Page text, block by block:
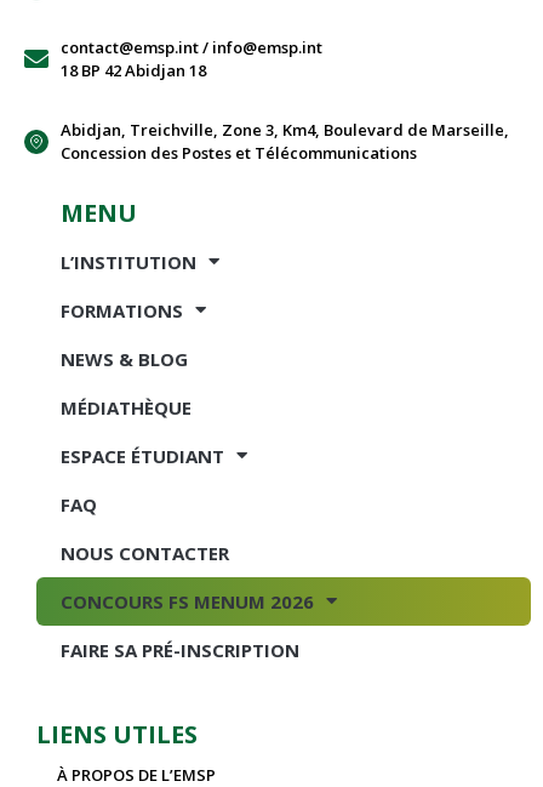
contact@emsp.int / info@emsp.int
18 BP 42 Abidjan 18
Abidjan, Treichville, Zone 3, Km4, Boulevard de Marseille,
Concession des Postes et Télécommunications
MENU
L’INSTITUTION
FORMATIONS
NEWS & BLOG
MÉDIATHÈQUE
ESPACE ÉTUDIANT
FAQ
NOUS CONTACTER
CONCOURS FS MENUM 2026
FAIRE SA PRÉ-INSCRIPTION
LIENS UTILES
À PROPOS DE L’EMSP